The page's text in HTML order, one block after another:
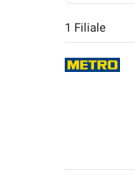
1 Filiale